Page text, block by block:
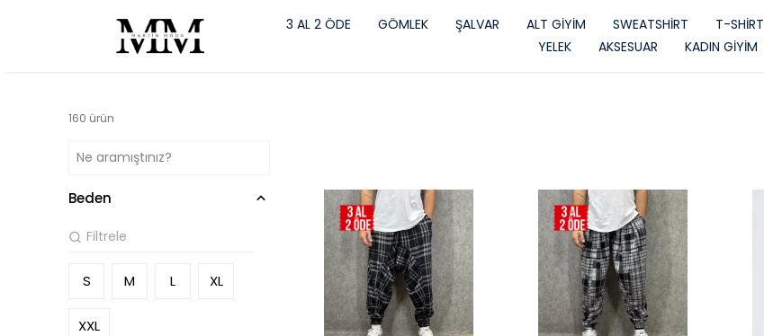
3 AL 2 ÖDE GÖMLEK ŞALVAR ALT GİYİM SWEATSHİRT T-SHİRT
YELEK
AKSESUAR KADIN GİYİM
160 ürün
Beden
S M L XL
XXL